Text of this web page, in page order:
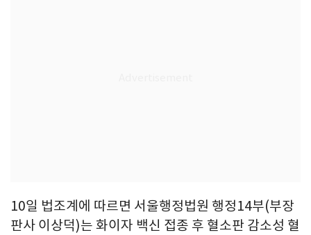
10일 법조계에 따르면 서울행정법원 행정14부(부장
판사 이상덕)는 화이자 백신 접종 후 혈소판 감소성 혈